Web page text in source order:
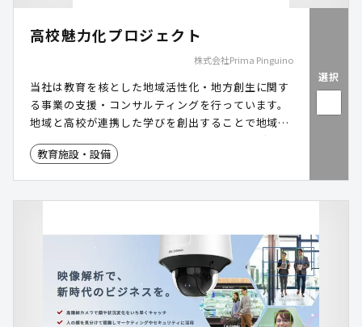
高校魅力化プロジェクト
株式会社Prima Pinguino
当社は教育を核とした地域活性化・地方創生に関す
る事業の支援・コンサルティングを行っています。
地域と高校が連携した学びを創出することで地域の
活性化を目指す「高校魅力化プロジェクト」が全国
で展開されています。当社では北は北海道、南は沖
プロジェクト支援実績もあり)。
教育施設・設備
選択